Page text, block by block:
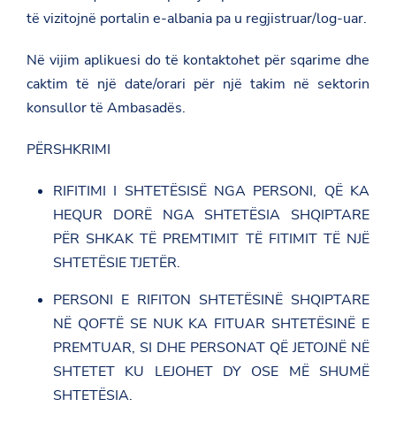
të vizitojnë portalin e-albania pa u regjistruar/log-uar.
Në vijim aplikuesi do të kontaktohet për sqarime dhe
caktim të një date/orari për një takim në sektorin
konsullor të Ambasadës.
PËRSHKRIMI
RIFITIMI I SHTETËSISË NGA PERSONI, QË KA
HEQUR DORË NGA SHTETËSIA SHQIPTARE
PËR SHKAK TË PREMTIMIT TË FITIMIT TË NJË
SHTETËSIE TJETËR.
PERSONI E RIFITON SHTETËSINË SHQIPTARE
NË QOFTË SE NUK KA FITUAR SHTETËSINË E
PREMTUAR, SI DHE PERSONAT QË JETOJNË NË
SHTETET KU LEJOHET DY OSE MË SHUMË
SHTETËSIA.